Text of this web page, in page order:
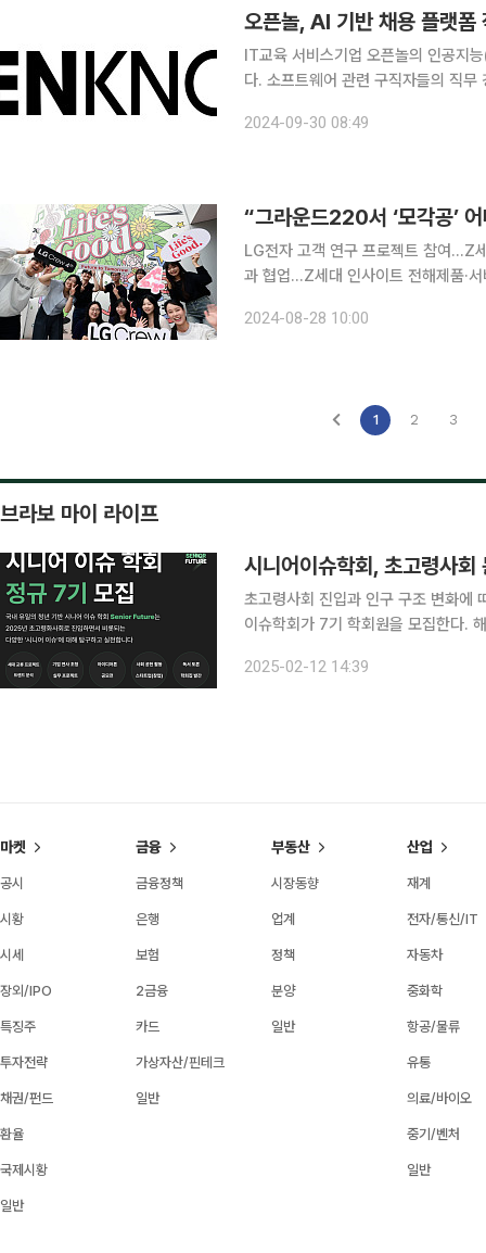
오픈놀, AI 기반 채용 플랫폼
IT교육 서비스기업 오픈놀의 인공지
다. 소프트웨어 관련 구직자들의 직
한 인재 추천·매칭 서비스의 매출액
2024-09-30 08:49
LG전자 고객 연구 프로젝트 참여…Z
과 협업…Z세대 인사이트 전해제품·
2024-08-28 10:00
1 2 3
브라보 마이 라이프
시니어이슈학회, 초고령사회
초고령사회 진입과 인구 구조 변화에
이슈학회가 7기 학회원을 모집한다. 해당 학회는 청년과 시니어가 함께 어울리며 세대 간 벽을 허물
해 시니어 산업을 배우고 실무를 쌓을
2025-02-12 14:39
마켓
공시
시황
시세
장외/IPO
특징주
투자전략
채권/펀드
환율
국제시황
일반
금융
금융정책
은행
보험
2금융
카드
가상자산/핀테크
일반
부동산
시장동향
업계
정책
분양
일반
산업
재계
전자/통신/IT
자동차
중화학
항공/물류
유통
의료/바이오
중기/벤처
일반